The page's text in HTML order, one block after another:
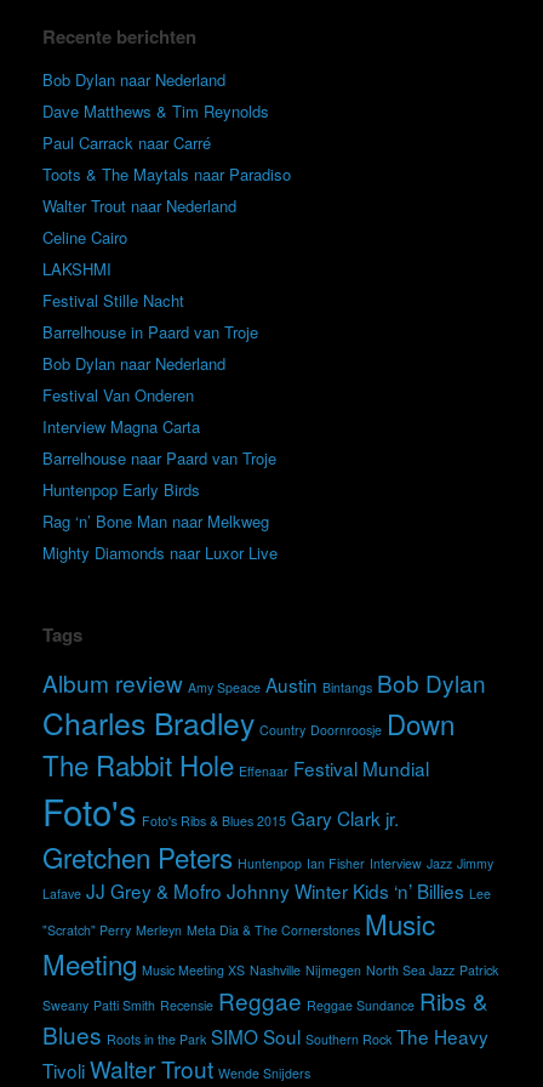
Recente berichten
Bob Dylan naar Nederland
Dave Matthews & Tim Reynolds
Paul Carrack naar Carré
Toots & The Maytals naar Paradiso
Walter Trout naar Nederland
Celine Cairo
LAKSHMI
Festival Stille Nacht
Barrelhouse in Paard van Troje
Bob Dylan naar Nederland
Festival Van Onderen
Interview Magna Carta
Barrelhouse naar Paard van Troje
Huntenpop Early Birds
Rag ‘n’ Bone Man naar Melkweg
Mighty Diamonds naar Luxor Live
Tags
Album review Amy Speace Austin Bintangs Bob Dylan
Charles Bradley Country Doornroosje Down
The Rabbit Hole Effenaar Festival Mundial
Foto's Foto's Ribs & Blues 2015 Gary Clark jr.
Gretchen Peters Huntenpop Ian Fisher Interview Jazz Jimmy
Lafave JJ Grey & Mofro Johnny Winter Kids ‘n’ Billies Lee
"Scratch" Perry Merleyn Meta Dia & The Cornerstones Music
Meeting Music Meeting XS Nashville Nijmegen North Sea Jazz Patrick
Sweany Patti Smith Recensie Reggae Reggae Sundance Ribs &
Blues Roots in the Park SIMOSoul Southern Rock The Heavy
TivoliWalter Trout Wende Snijders